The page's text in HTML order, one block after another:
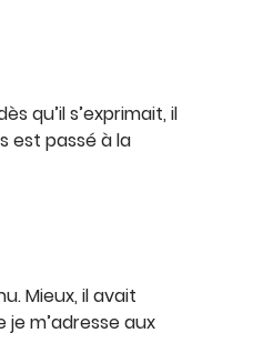
qu’il s’exprimait, il
est passé à la
Mieux, il avait
m’adresse aux